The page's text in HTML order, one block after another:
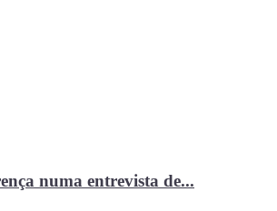
numa entrevista de...